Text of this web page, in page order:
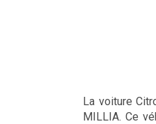
La voiture
MILLIA. Ce